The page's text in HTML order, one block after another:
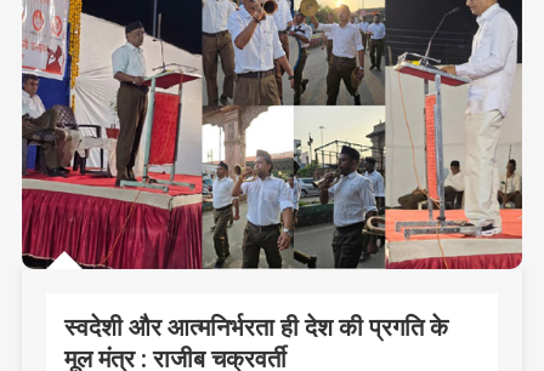
स्वदेशी और आत्मनिर्भरता ही देश की प्रगति के
मूल मंत्र : राजीब चक्रवर्ती